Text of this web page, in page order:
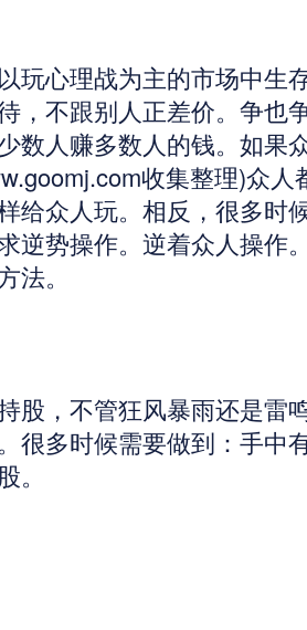
心理战为主的市场中生
，不跟别人正差价。争也
数人赚多数人的钱。如果
收集整理)众
给众人玩。相反，很多时
逆势操作。逆着众人操作
法。
，不管狂风暴雨还是雷
很多时候需要做到：手中
。